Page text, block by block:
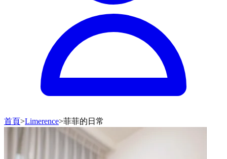
首頁>Limerence>菲菲的日常